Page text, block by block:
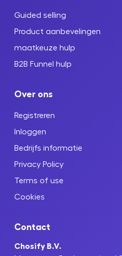
Guided selling
Product aanbevelingen
maatkeuze hulp
B2B Funnel hulp
Over ons
Registreren
Inloggen
Bedrijfs informatie
Privacy Policy
Terms of use
Cookies
Contact
Chosify B.V.